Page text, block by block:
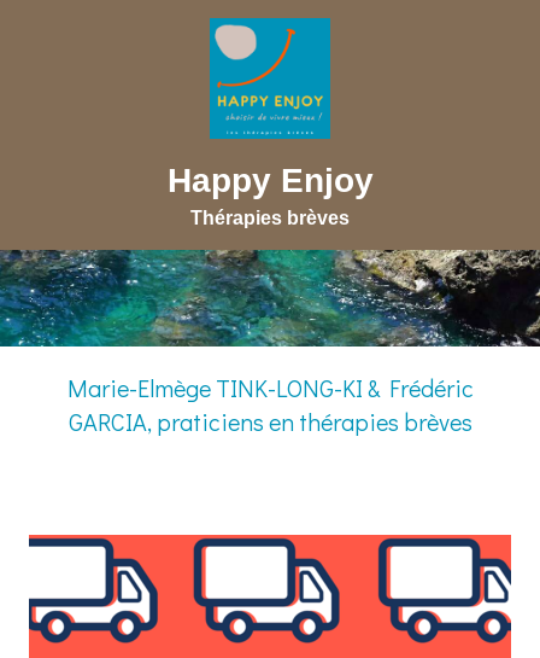
Happy Enjoy
Thérapies brèves
Marie-Elmège TINK-LONG-KI & Frédéric
GARCIA, praticiens en thérapies brèves